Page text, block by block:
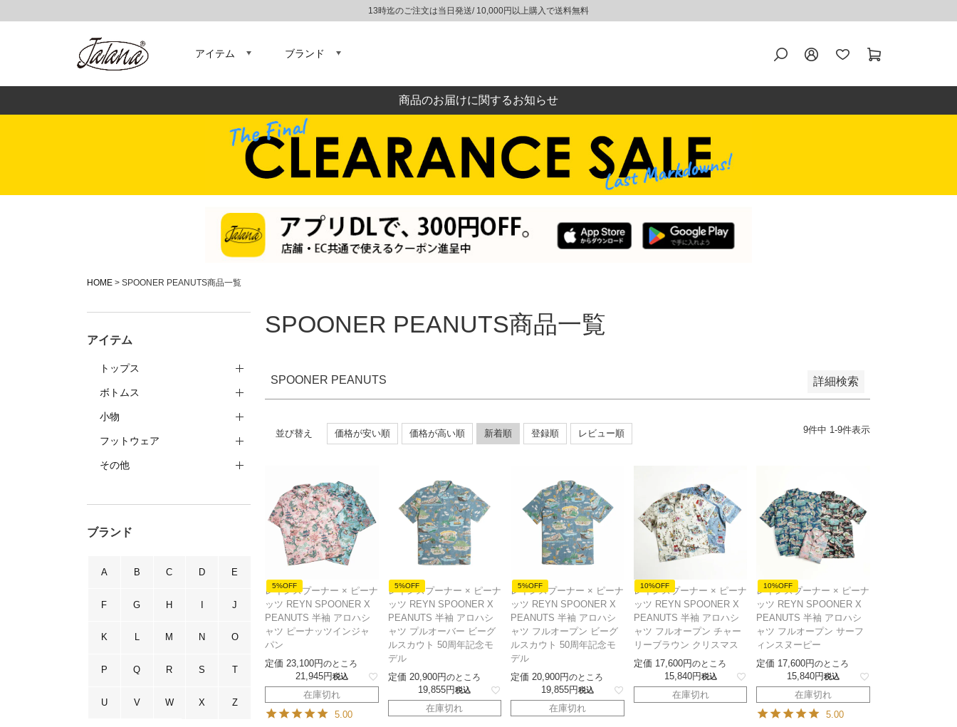
13時迄のご注文は当日発送/ 10,000円以上購入で送料無料
アイテム ブランド
商品のお届けに関するお知らせ
HOME SPOONER PEANUTS商品一覧
アイテム
トップス
ボトムス
小物
フットウェア
その他
ブランド
A B C D E
F G H I J
K L M N O
P Q R S T
U V W X Z
SPOONER PEANUTS商品一覧
SPOONER PEANUTS 詳細検索
価格
アメリカ製
イギリス製
サイズ XS S M XL
XXL
カラー ホワイト ブラック
ネイビー
グレー
レッド
並び順 新着順 登録順
価格が安い順
レビュー順
キーワードヒット順
並び替え 価格が安い順 価格が高い順 新着順 登録順 レビュー順 9件中 1-9件表示
5%OFF
レインスプーナー × ピーナ
ッツ REYN SPOONER X
PEANUTS 半袖 アロハシ
ャツ ピーナッツインジャ
パン
定価 23,100 のところ
21,945 税込
在庫切れ
5.00
5%OFF
レインスプーナー × ピーナ
ッツ REYN SPOONER X
PEANUTS 半袖 アロハシ
ャツ プルオーバー ビーグ
ルスカウト 50周年記念モ
デル
定価 20,900 のところ
19,855 税込
在庫切れ
5%OFF
レインスプーナー × ピーナ
ッツ REYN SPOONER X
PEANUTS 半袖 アロハシ
ャツ フルオープン ビーグ
ルスカウト 50周年記念モ
デル
定価 20,900 のところ
19,855 税込
在庫切れ
10%OFF
レインスプーナー × ピーナ
ッツ REYN SPOONER X
PEANUTS 半袖 アロハシ
ャツ フルオープン チャー
リーブラウン クリスマス
定価 17,600 のところ
15,840 税込
在庫切れ
10%OFF
レインスプーナー × ピーナ
ッツ REYN SPOONER X
PEANUTS 半袖 アロハシ
ャツ フルオープン サーフ
ィンスヌーピー
定価 17,600 のところ
15,840 税込
在庫切れ
5.00